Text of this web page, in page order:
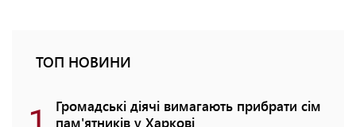
ТОП НОВИНИ
Громадські діячі вимагають прибрати сім
пам'ятників у Харкові